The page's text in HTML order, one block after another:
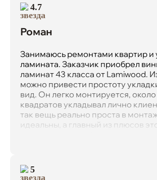
4.7
Роман
Занимаюсь ремонтами квартир и
ламината. Заказчик приобрел
ламинат 43 класса от Lamiwood.
можно привести простоту
вид. Он легко монтируется, около
квадратов укладывал лично
так вещь реально проста в
идеальны, а главный из плюсов
докрутили сифон. Удалив все
с ламината, я вытер остатки воды
5